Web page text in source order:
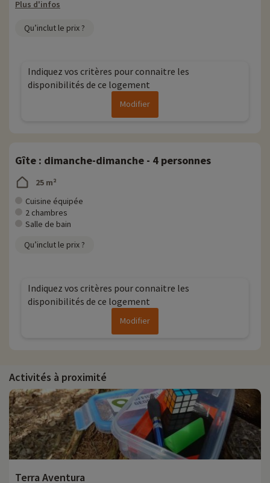
Plus d'infos
Qu’inclut le prix ?
Indiquez vos critères pour connaitre les
disponibilités de ce logement
Modifier
Gîte : dimanche-dimanche - 4 personnes
25 m²
Cuisine équipée
2 chambres
Salle de bain
Qu’inclut le prix ?
Indiquez vos critères pour connaitre les
disponibilités de ce logement
Modifier
Activités à proximité
Terra Aventura